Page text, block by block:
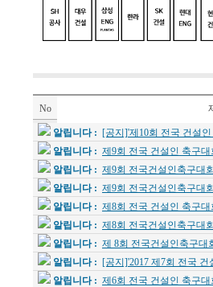
No
알립니다 : [공지]'제10회 전국 건설
알립니다 : 제9회 전국 건설인 축구
알립니다 : 제9회 전국건설인축구대
알립니다 : 제9회 전국건설인축구대
알립니다 : 제8회 전국 건설인 축구
알립니다 : 제8회 전국건설인축구대
알립니다 : 제 8회 전국건설인축구대
알립니다 : [공지]'2017 제7회 전국 건
알립니다 : 제6회 전국 건설인 축구